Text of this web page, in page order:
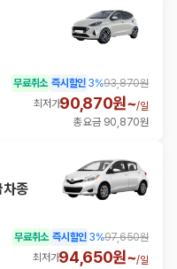
무료취소 즉시할인 3%93,870원
최저가90,870원~/일
총 요금 90,870원
차종
무료취소 즉시할인 3%97,650원
최저가94,650원~/일